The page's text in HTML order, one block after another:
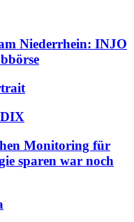
Niederrhein: INJO
Monitoring für
sparen war noch